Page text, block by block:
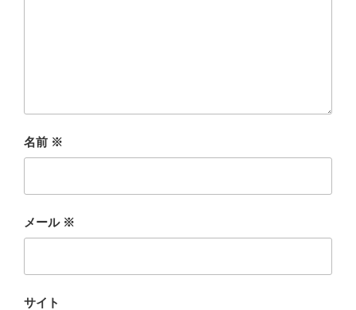
名前 ※
メール ※
サイト